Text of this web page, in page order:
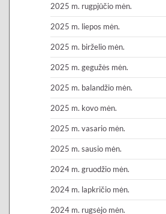
2025 m. rugpjūčio mėn.
2025 m. liepos mėn.
2025 m. birželio mėn.
2025 m. gegužės mėn.
2025 m. balandžio mėn.
2025 m. kovo mėn.
2025 m. vasario mėn.
2025 m. sausio mėn.
2024 m. gruodžio mėn.
2024 m. lapkričio mėn.
2024 m. rugsėjo mėn.